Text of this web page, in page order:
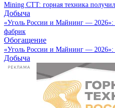
Mining CTT: горная техника
Добыча
«Уголь России и Майнинг — 2026»:
фабрик
Обогащение
«Уголь России и Майнинг — 2026»:
Добыча
РЕКЛАМА